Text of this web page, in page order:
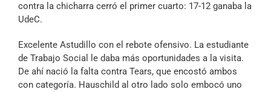
contra la chicharra cerró el primer cuarto: 17-12 ganaba la
UdeC.
Excelente Astudillo con el rebote ofensivo. La estudiante
de Trabajo Social le daba más oportunidades a la visita.
De ahí nació la falta contra Tears, que encostó ambos
con categoría. Hauschild al otro lado solo embocó uno